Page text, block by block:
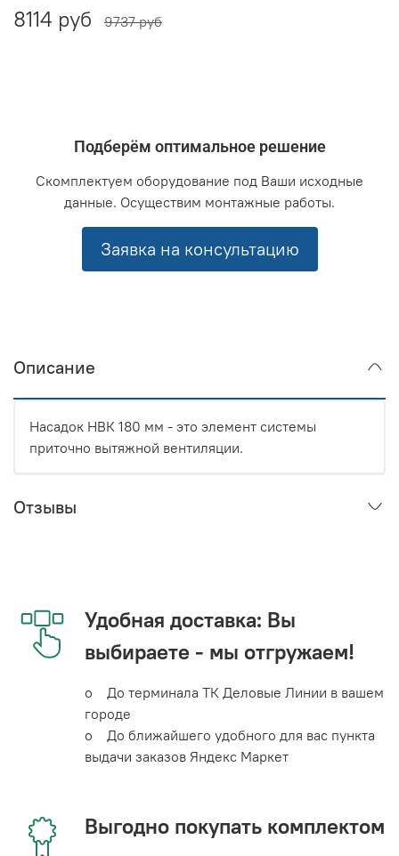
8114 руб 9737 руб
Подберём оптимальное решение
Скомплектуем оборудование под Ваши исходные
данные. Осуществим монтажные работы.
Заявка на консультацию
Описание
Насадок НВК 180 мм - это элемент системы
приточно вытяжной вентиляции.
Отзывы
Удобная доставка: Вы
выбираете - мы отгружаем!
o До терминала ТК Деловые Линии в вашем
городе
o До ближайшего удобного для вас пункта
выдачи заказов Яндекс Маркет
Выгодно покупать комплектом